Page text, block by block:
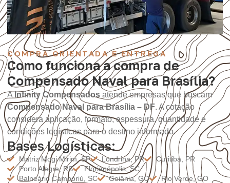
COMPRA ORIENTADA E ENTREGA
Como funciona a compra de
Compensado Naval para Brasília?
AInfinity Compensados atende empresas que buscam
Compensado Naval para Brasília – DF. A cotação
considera aplicação, formato, espessura, quantidade e
condições logísticas para o destino informado.
Bases Logísticas:
Matriz Mogi Mirim, SP Londrina, PR
Curitiba, PR
Porto Alegre, RS
Florianópolis, SC
Balneário Camboriú, SC
Goiânia, GO
Rio Verde, GO